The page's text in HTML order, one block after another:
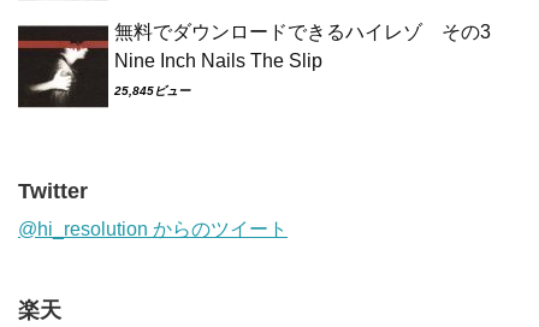
無料でダウンロードできるハイレゾ その3
Nine Inch Nails The Slip
25,845ビュー
Twitter
@hi_resolution からのツイート
楽天